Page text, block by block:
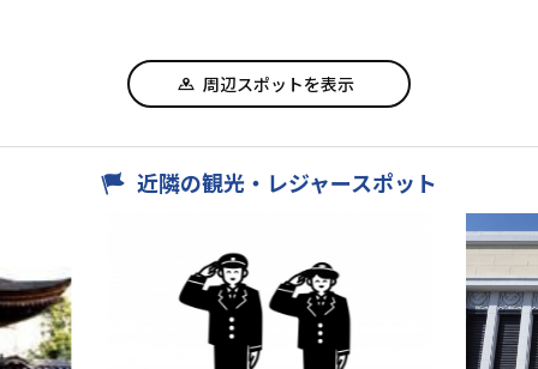
周辺スポットを表示
近隣の観光・レジャースポット